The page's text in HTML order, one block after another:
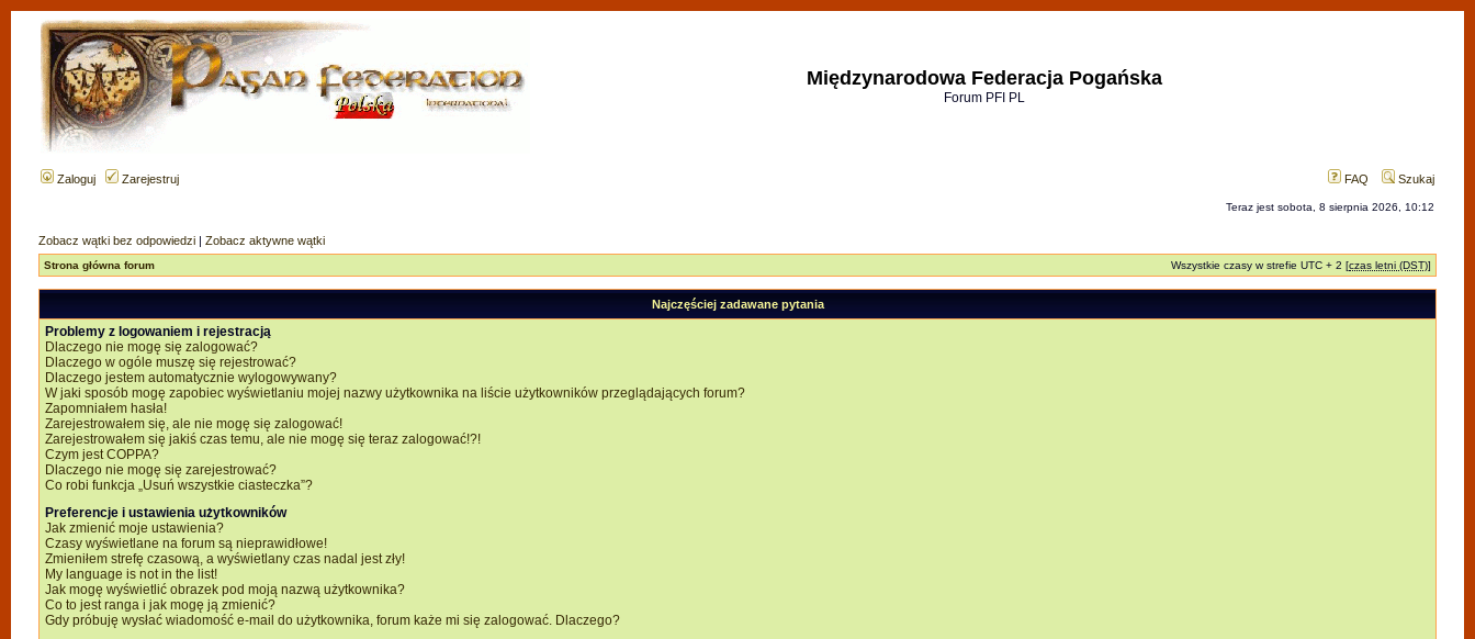
Międzynarodowa Federacja Pogańska
Forum PFI PL
Zaloguj Zarejestruj FAQ Szukaj
Teraz jest sobota, 8 sierpnia 2026, 10:12
Zobacz wątki bez odpowiedzi | Zobacz aktywne wątki
Strona główna forum Wszystkie czasy w strefie UTC + 2 [czas letni (DST)]
Najczęściej zadawane pytania
Problemy z logowaniem i rejestracją
Dlaczego nie mogę się zalogować?
Dlaczego w ogóle muszę się rejestrować?
Dlaczego jestem automatycznie wylogowywany?
W jaki sposób mogę zapobiec wyświetlaniu mojej nazwy użytkownika na liście użytkowników przeglądających forum?
Zapomniałem hasła!
Zarejestrowałem się, ale nie mogę się zalogować!
Zarejestrowałem się jakiś czas temu, ale nie mogę się teraz zalogować!?!
Czym jest COPPA?
Dlaczego nie mogę się zarejestrować?
Co robi funkcja „Usuń wszystkie ciasteczka”?
Preferencje i ustawienia użytkowników
Jak zmienić moje ustawienia?
Czasy wyświetlane na forum są nieprawidłowe!
Zmieniłem strefę czasową, a wyświetlany czas nadal jest zły!
My language is not in the list!
Jak mogę wyświetlić obrazek pod moją nazwą użytkownika?
Co to jest ranga i jak mogę ją zmienić?
Gdy próbuję wysłać wiadomość e-mail do użytkownika, forum każe mi się zalogować. Dlaczego?